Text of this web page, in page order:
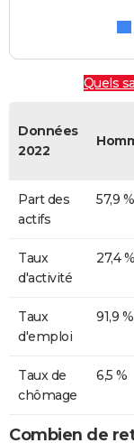
Quels
Données
2022
Part des
actifs
57,9 %
Taux
d'activité
27,4 %
Taux
d'emploi
91,9 %
Taux de
chômage
6,5 %
Combien de